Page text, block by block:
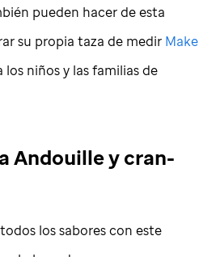
pueden hacer de esta
su propia taza de medir Make
niños y las familias de
Andouille y cran-
los sabores con este